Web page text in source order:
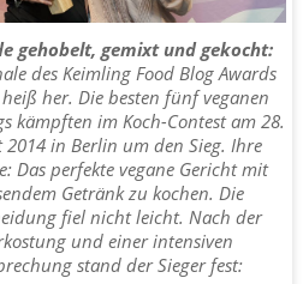
gehobelt, gemixt und gekocht:
des Keimling Food Blog Awards
her. Die besten fünf veganen
kämpften im Koch-Contest am 28.
2014 in Berlin um den Sieg. Ihre
Das perfekte vegane Gericht mit
Getränk zu kochen. Die
fiel nicht leicht. Nach der
und einer intensiven
stand der Sieger fest: